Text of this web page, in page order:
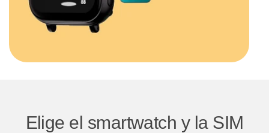
Elige el smartwatch y la SIM